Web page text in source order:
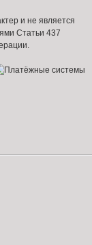
и не является
Статьи 437